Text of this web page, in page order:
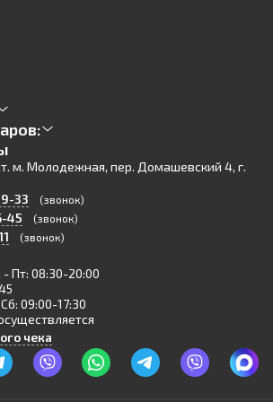
м. Молодежная, пер. Домашевский 4, г.
33
(звонок)
45 (звонок)
(звонок)
- Пт: 08:30-20:00
09:00-17:30
чека